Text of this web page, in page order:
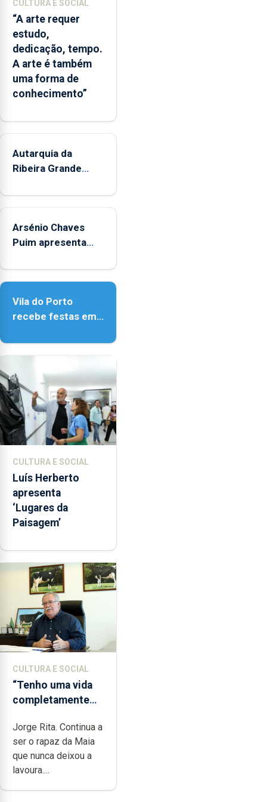
ambientais,
numa
ferramenta
que
poderá
apoiar
a
das
marinhas
protegidas,
previsão
alterações
no
e
a
fiscalização
CULTURA E SOCIAL
“A arte requer
estudo,
dedicação, tempo.
A arte é também
uma forma de
conhecimento”
Autarquia da
Ribeira Grande
"Museus no Verão"
Arsénio Chaves
Puim apresenta
de Vila do Porto
Vila do Porto
recebe festas em
Senhora da
CULTURA E SOCIAL
Luís Herberto
apresenta
‘Lugares da
Paisagem’
CULTURA E SOCIAL
“Tenho uma vida
completamente
dedicação, gosto
e muita paixão”
Jorge Rita. Continua a
ser o rapaz da Maia
que nunca deixou a
lavoura....